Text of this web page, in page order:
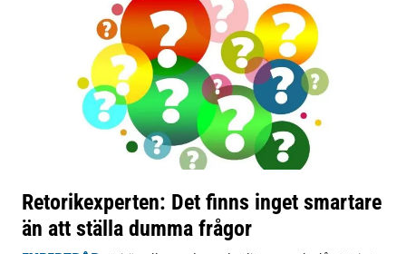
Retorikexperten: Det finns inget smartare
än att ställa dumma frågor